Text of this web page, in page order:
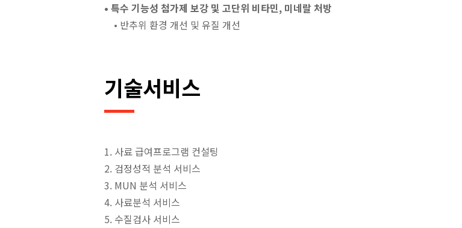
• 특수 기능성 첨가제 보강 및 고단위 비타민, 미네랄 처방
• 반추위 환경 개선 및 유질 개선
기술서비스
1. 사료 급여프로그램 컨설팅
2. 검정성적 분석 서비스
3. MUN 분석 서비스
4. 사료분석 서비스
5. 수질검사 서비스